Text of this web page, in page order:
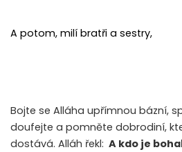
A potom, milí bratři a sestry,
Bojte se Alláha upřímnou bázní,
doufejte a pomněte dobrodiní,
dostává. Alláh řekl: A kdo je